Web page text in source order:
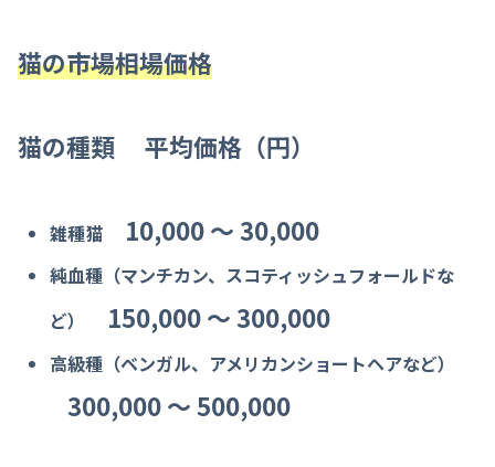
猫の市場相場価格
猫の種類 平均価格（円）
雑種猫 10,000 〜 30,000
純血種（マンチカン、スコティッシュフォールドな
ど）
150,000 〜 300,000
高級種（ベンガル、アメリカンショートヘアなど）
300,000 〜 500,000